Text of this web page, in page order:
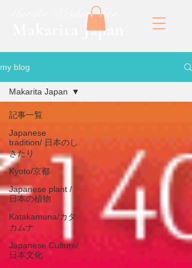
​Makarita Japan
​Mariko Kishin Oku
my blog
記事一覧
Japanese
tradition/ 日本のし
きたり
Kyoto/京都
Japanese plant /
日本の植物
Katakamuna/カタ
カムナ
Japanese Culture/
日本文化
Makarita Japan